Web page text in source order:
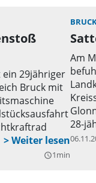
ein 29jähriger
Bruck mit
beider
ebenfalls
query_builder1min
Am
28-
ein